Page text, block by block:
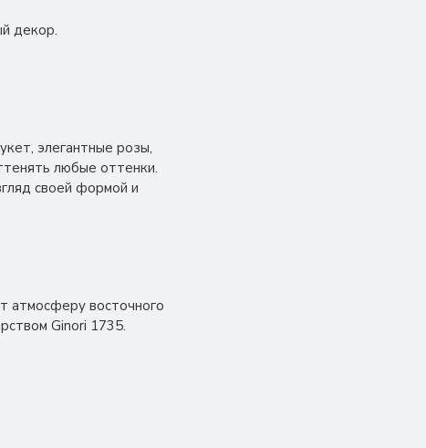
декор.
элегантные розы,
любые оттенки.
своей формой и
атмосферу восточного
Ginori 1735.